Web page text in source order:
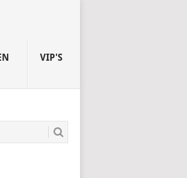
VIP'S